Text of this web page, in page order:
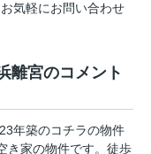
気軽にお問い合わせ
宮のコメント
年築のコチラの物件
き家の物件です。徒歩